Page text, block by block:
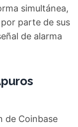
simultánea,
parte de sus
de alarma
de Coinbase